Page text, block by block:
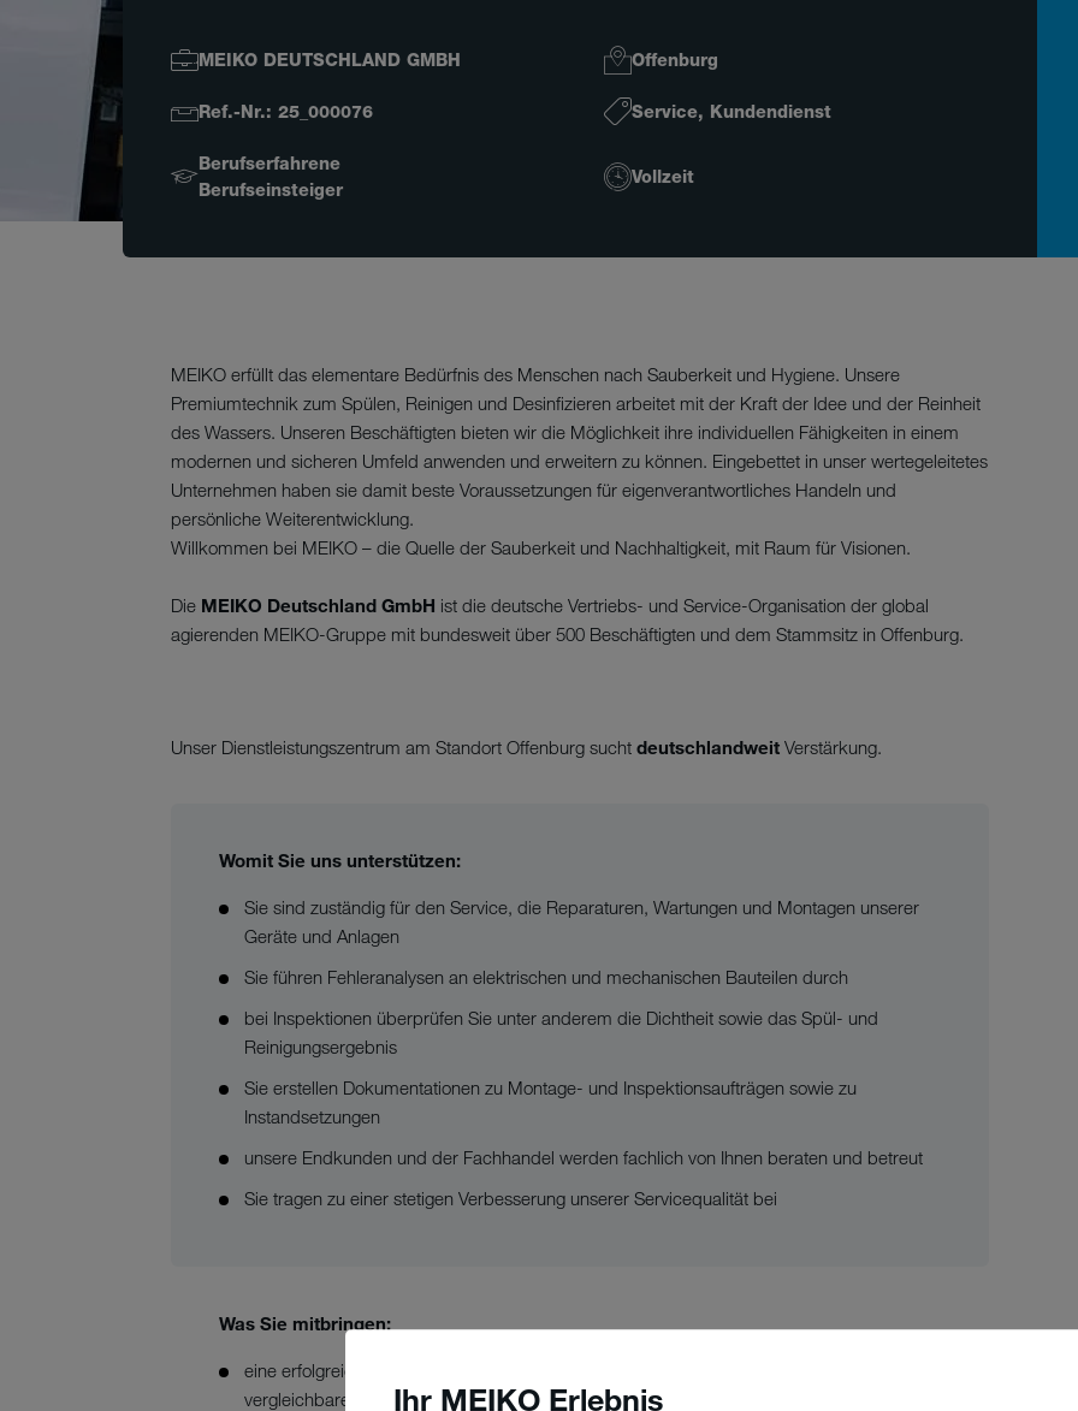
Ihr MEIKO Erlebnis
MEIKO DEUTSCHLAND GMBH Offenburg
Ref.-Nr.: 25_000076 Service, Kundendienst
Berufserfahrene
Berufseinsteiger
Vollzeit
MEIKO erfüllt das elementare Bedürfnis des Menschen nach Sauberkeit und Hygiene. Unsere
Premiumtechnik zum Spülen, Reinigen und Desinfizieren arbeitet mit der Kraft der Idee und der Reinheit
des Wassers. Unseren Beschäftigten bieten wir die Möglichkeit ihre individuellen Fähigkeiten in einem
modernen und sicheren Umfeld anwenden und erweitern zu können. Eingebettet in unser wertegeleitetes
Unternehmen haben sie damit beste Voraussetzungen für eigenverantwortliches Handeln und
persönliche Weiterentwicklung.
Willkommen bei MEIKO – die Quelle der Sauberkeit und Nachhaltigkeit, mit Raum für Visionen.
Die MEIKO Deutschland GmbH ist die deutsche Vertriebs- und Service-Organisation der global
agierenden MEIKO-Gruppe mit bundesweit über 500 Beschäftigten und dem Stammsitz in Offenburg.
Unser Dienstleistungszentrum am Standort Offenburg sucht deutschlandweit Verstärkung.
Womit Sie uns unterstützen:
Sie sind zuständig für den Service, die Reparaturen, Wartungen und Montagen unserer
Geräte und Anlagen
Sie führen Fehleranalysen an elektrischen und mechanischen Bauteilen durch
bei Inspektionen überprüfen Sie unter anderem die Dichtheit sowie das Spül- und
Reinigungsergebnis
Sie erstellen Dokumentationen zu Montage- und Inspektionsaufträgen sowie zu
Instandsetzungen
unsere Endkunden und der Fachhandel werden fachlich von Ihnen beraten und betreut
Sie tragen zu einer stetigen Verbesserung unserer Servicequalität bei
Was Sie mitbringen:
eine erfolgreich abgeschlossene Berufsausbildung im Bereich Elektrotechnik oder
vergleichbare Ausbildung